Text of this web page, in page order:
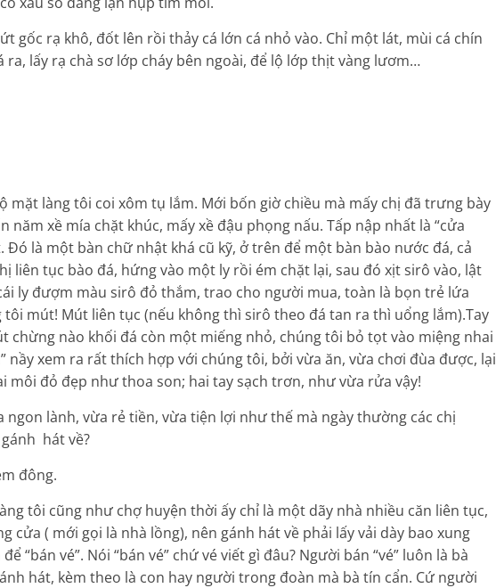
gốc rạ khô, đốt lên rồi thảy cá lớn cá nhỏ vào. Chỉ một lát, mùi cá chín
ra, lấy rạ chà sơ lớp cháy bên ngoài, để lộ lớp thịt vàng lươm…
mặt làng tôi coi xôm tụ lắm. Mới bốn giờ chiều mà mấy chị đã trưng bày
năm xề mía chặt khúc, mấy xề đậu phọng nấu. Tấp nập nhất là “cửa
Đó là một bàn chữ nhật khá cũ kỹ, ở trên để một bàn bào nước đá, cả
liên tục bào đá, hứng vào một ly rồi ém chặt lại, sau đó xịt sirô vào, lật
ly đượm màu sirô đỏ thắm, trao cho người mua, toàn là bọn trẻ lứa
mút! Mút liên tục (nếu không thì sirô theo đá tan ra thì uổng lắm).Tay
chừng nào khối đá còn một miếng nhỏ, chúng tôi bỏ tọt vào miệng nhai
nầy xem ra rất thích hợp với chúng tôi, bởi vừa ăn, vừa chơi đùa được, lại
môi đỏ đẹp như thoa son; hai tay sạch trơn, như vừa rửa vậy!
ngon lành, vừa rẻ tiền, vừa tiện lợi như thế mà ngày thường các chị
hát về?
đông.
tôi cũng như chợ huyện thời ấy chỉ là một dãy nhà nhiều căn liên tục,
cửa ( mới gọi là nhà lồng), nên gánh hát về phải lấy vải dày bao xung
“bán vé”. Nói “bán vé” chứ vé viết gì đâu? Người bán “vé” luôn là bà
hát, kèm theo là con hay người trong đoàn mà bà tín cẩn. Cứ người